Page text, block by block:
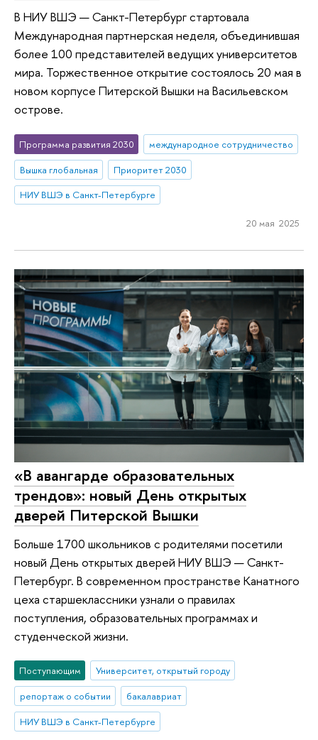
В НИУ ВШЭ — Санкт-Петербург стартовала
Международная партнерская неделя, объединившая
более 100 представителей ведущих университетов
мира. Торжественное открытие состоялось 20 мая в
новом корпусе Питерской Вышки на Васильевском
острове.
Программа развития 2030
международное сотрудничество
Вышка глобальная
Приоритет 2030
НИУ ВШЭ в Санкт-Петербурге
20 мая 2025
«В авангарде образовательных
трендов»: новый День открытых
дверей Питерской Вышки
Больше 1700 школьников с родителями посетили
новый День открытых дверей НИУ ВШЭ — Санкт-
Петербург. В современном пространстве Канатного
цеха старшеклассники узнали о правилах
поступления, образовательных программах и
студенческой жизни.
Поступающим
Университет, открытый городу
репортаж о событии
бакалавриат
НИУ ВШЭ в Санкт-Петербурге